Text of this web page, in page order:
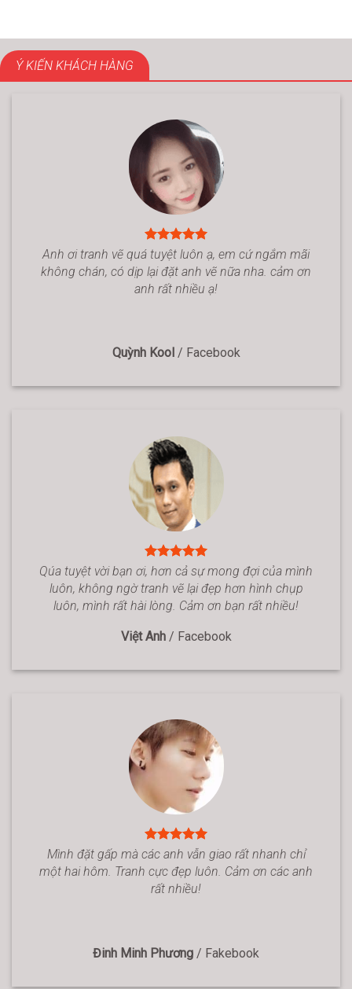
Ý KIẾN KHÁCH HÀNG
Anh ơi tranh vẽ quá tuyệt luôn ạ, em cứ ngắm mãi
không chán, có dịp lại đặt anh vẽ nữa nha. cảm ơn
anh rất nhiều ạ!
Quỳnh Kool / Facebook
Qúa tuyệt vời bạn ơi, hơn cả sự mong đợi của mình
luôn, không ngờ tranh vẽ lại đẹp hơn hình chụp
luôn, mình rất hài lòng. Cảm ơn bạn rất nhiều!
Việt Anh / Facebook
Mình đặt gấp mà các anh vẫn giao rất nhanh chỉ
một hai hôm. Tranh cực đẹp luôn. Cảm ơn các anh
rất nhiều!
Đinh Minh Phương / Fakebook